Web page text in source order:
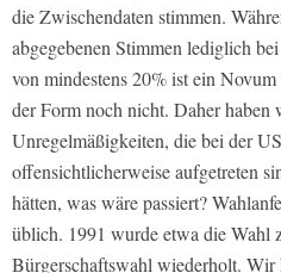
die Zwischendaten stimmen.
abgegebenen Stimmen lediglich
von mindestens 20% ist ein
der Form noch nicht. Daher haben
Unregelmäßigkeiten, die bei der
offensichtlicherweise aufgetreten
hätten, was wäre passiert?
üblich. 1991 wurde etwa die Wahl
Bürgerschaftswahl wiederholt. Wir